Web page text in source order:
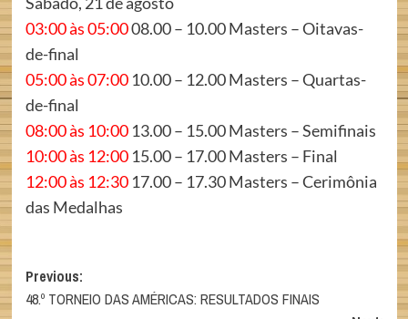
03:00 às 05:0008.00 – 10.00 Masters – Oitavas-
de-final
05:00 às 07:0010.00 – 12.00 Masters – Quartas-
de-final
08:00 às 10:0013.00 – 15.00 Masters – Semifinais
10:00 às 12:0015.00 – 17.00 Masters – Final
12:00 às 12:3017.00 – 17.30 Masters – Cerimônia
das Medalhas
Post
navigation
Previous:
48.º TORNEIO DAS AMÉRICAS: RESULTADOS FINAIS